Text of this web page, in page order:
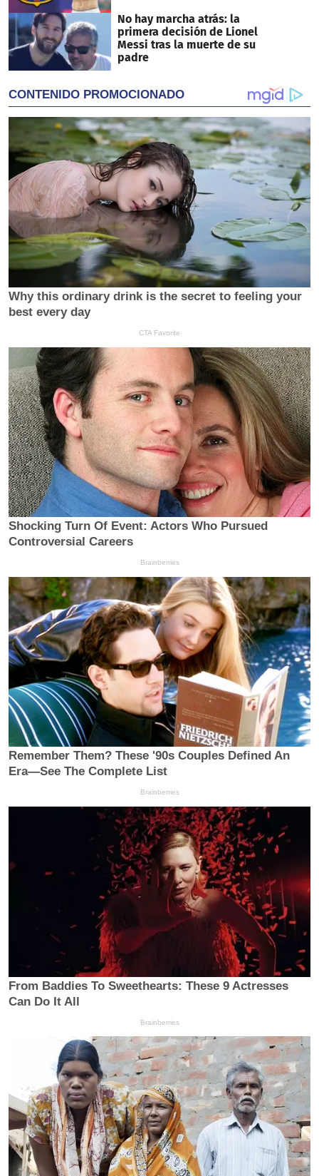
No hay marcha atrás: la
primera decisión de Lionel
Messi tras la muerte de su
padre